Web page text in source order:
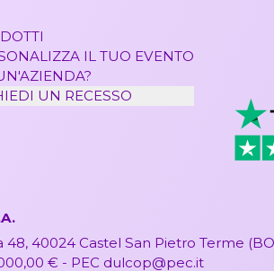
IL TUO EVENTO
UN RECESSO
40024 Castel San Pietro Terme
€ - PEC dulcop@pec.it